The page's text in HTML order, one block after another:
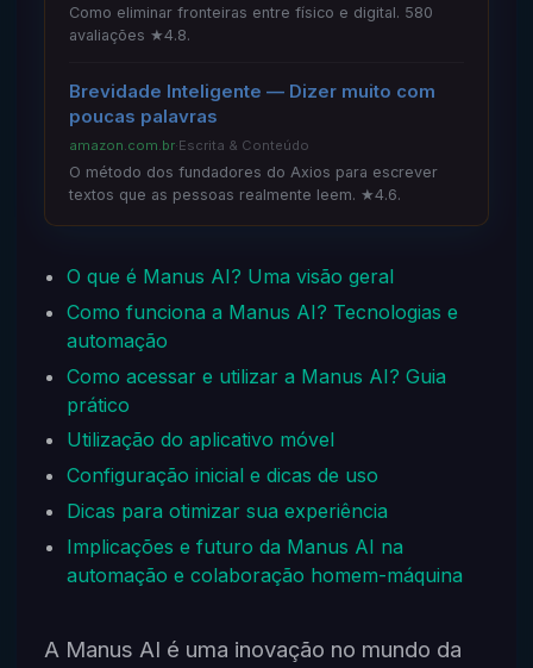
Como eliminar fronteiras entre físico e digital. 580
avaliações ★4.8.
Brevidade Inteligente — Dizer muito com
poucas palavras
amazon.com.br·Escrita & Conteúdo
O método dos fundadores do Axios para escrever
textos que as pessoas realmente leem. ★4.6.
O que é Manus AI? Uma visão geral
Como funciona a Manus AI? Tecnologias e
automação
Como acessar e utilizar a Manus AI? Guia
prático
Utilização do aplicativo móvel
Configuração inicial e dicas de uso
Dicas para otimizar sua experiência
Implicações e futuro da Manus AI na
automação e colaboração homem-máquina
A Manus AI é uma inovação no mundo da